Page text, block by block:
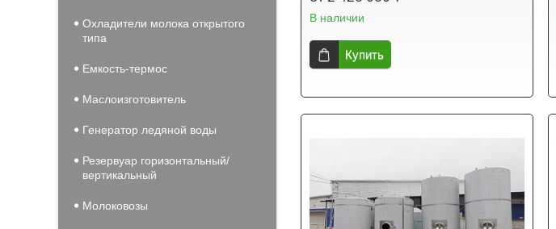
В наличии
Купить
Охладители молока открытого
типа
Емкость-термос
Маслоизготовитель
Генератор ледяной воды
Резервуар горизонтальный/
вертикальный
Молоковозы